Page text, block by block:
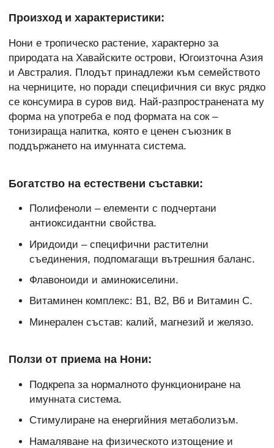
Произход и характеристики:
Нони е тропическо растение, характерно за
природата на Хавайските острови, Югоизточна Азия
и Австралия. Плодът принадлежи към семейството
на черниците, но поради специфичния си вкус рядко
се консумира в суров вид. Най-разпространената му
форма на употреба е под формата на сок –
тонизираща напитка, която е ценен съюзник в
поддържането на имунната система.
Богатство на естествени съставки:
Полифеноли – елементи с подчертани
антиоксидантни свойства.
Иридоиди – специфични растителни
съединения, подпомагащи вътрешния баланс.
Флавоноиди и аминокиселини.
Витаминен комплекс: B1, B2, B6 и Витамин С.
Минерален състав: калий, магнезий и желязо.
Ползи от приема на Нони:
Подкрепа за нормалното функциониране на
имунната система.
Стимулиране на енергийния метаболизъм.
Намаляване на физическото изтощение и